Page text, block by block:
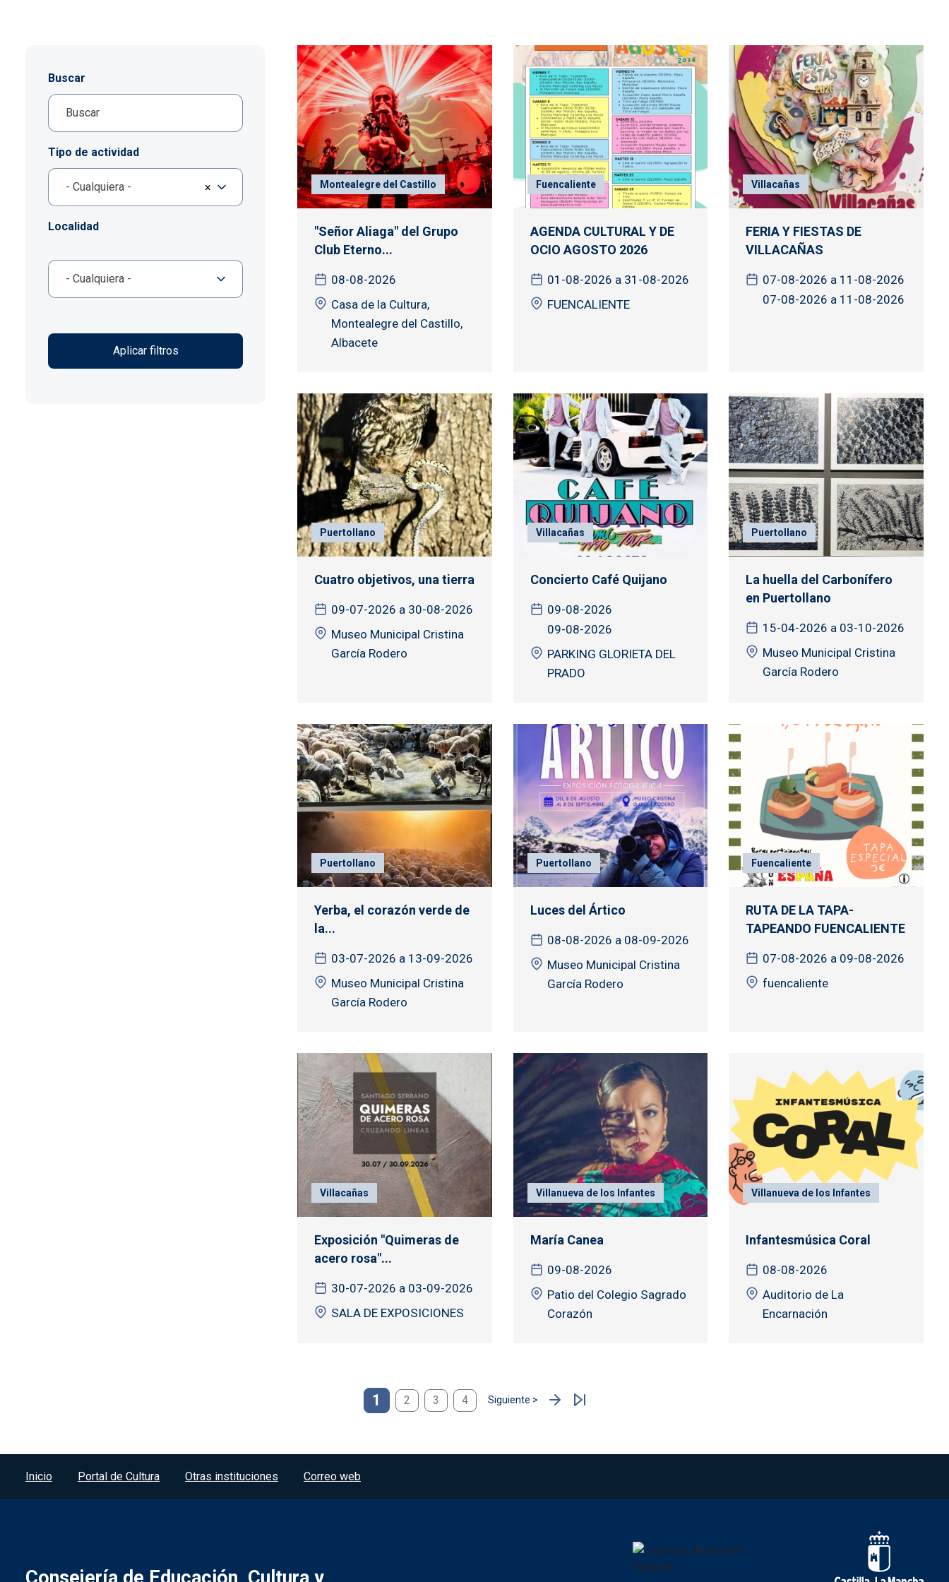
Buscar
Tipo de actividad
×
- Cualquiera -
Localidad
Montealegre del Castillo
"Señor Aliaga" del Grupo
Club Eterno...
08-08-2026
Casa de la Cultura,
Montealegre del Castillo,
Albacete
Fuencaliente
AGENDA CULTURAL Y DE
OCIO AGOSTO 2026
01-08-2026 a 31-08-2026
FUENCALIENTE
Villacañas
FERIA Y FIESTAS DE
VILLACAÑAS
07-08-2026 a 11-08-2026
07-08-2026 a 11-08-2026
Puertollano
Cuatro objetivos, una tierra
09-07-2026 a 30-08-2026
Museo Municipal Cristina
García Rodero
Villacañas
Concierto Café Quijano
09-08-2026
09-08-2026
PARKING GLORIETA DEL
PRADO
Puertollano
La huella del Carbonífero
en Puertollano
15-04-2026 a 03-10-2026
Museo Municipal Cristina
García Rodero
Puertollano
Yerba, el corazón verde de
la...
03-07-2026 a 13-09-2026
Museo Municipal Cristina
García Rodero
Puertollano
Luces del Ártico
08-08-2026 a 08-09-2026
Museo Municipal Cristina
García Rodero
Fuencaliente
RUTA DE LA TAPA-
TAPEANDO FUENCALIENTE
07-08-2026 a 09-08-2026
fuencaliente
Villacañas
Exposición "Quimeras de
acero rosa"...
30-07-2026 a 03-09-2026
SALA DE EXPOSICIONES
Villanueva de los Infantes
María Canea
09-08-2026
Patio del Colegio Sagrado
Corazón
Villanueva de los Infantes
Infantesmúsica Coral
08-08-2026
Auditorio de La
Encarnación
1 2 3 4 Siguiente >
Siguiente página
Menú del pie
Inicio Portal de Cultura Otras instituciones Correo web